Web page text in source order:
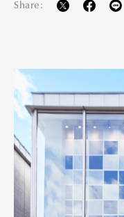
Share: